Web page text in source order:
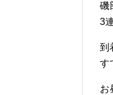
磯
3
到
す
お